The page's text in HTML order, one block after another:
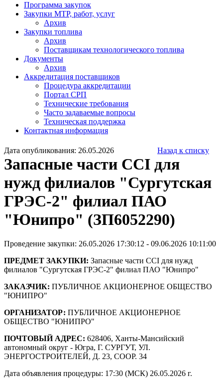
Программа закупок
Закупки МТР, работ, услуг
Архив
Закупки топлива
Архив
Поставщикам технологического топлива
Документы
Архив
Аккредитация поставщиков
Процедура аккредитации
Портал СРП
Технические требования
Часто задаваемые вопросы
Техническая поддержка
Контактная информация
Дата опубликования: 26.05.2026 Назад к списку
Запасные части CCI для
нужд филиалов "Сургутская
ГРЭС-2" филиал ПАО
"Юнипро" (ЗП6052290)
Проведение закупки: 26.05.2026 17:30:12 - 09.06.2026 10:11:00
ПРЕДМЕТ ЗАКУПКИ: Запасные части CCI для нужд
филиалов "Сургутская ГРЭС-2" филиал ПАО "Юнипро"
ЗАКАЗЧИК: ПУБЛИЧНОЕ АКЦИОНЕРНОЕ ОБЩЕСТВО
"ЮНИПРО"
ОРГАНИЗАТОР: ПУБЛИЧНОЕ АКЦИОНЕРНОЕ
ОБЩЕСТВО "ЮНИПРО"
ПОЧТОВЫЙ АДРЕС: 628406, Ханты-Мансийский
автономный округ - Югра, Г. СУРГУТ, УЛ.
ЭНЕРГОСТРОИТЕЛЕЙ, Д. 23, СООР. 34
Дата объявления процедуры: 17:30 (МСК) 26.05.2026 г.